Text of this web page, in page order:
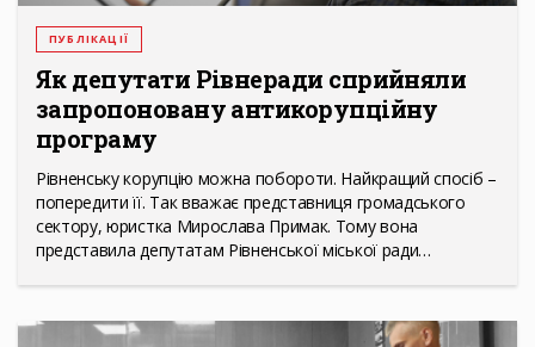
ПУБЛІКАЦІЇ
Як депутати Рівнеради сприйняли
запропоновану антикорупційну
програму
Рівненську корупцію можна побороти. Найкращий спосіб –
попередити її. Так вважає представниця громадського
сектору, юристка Мирослава Примак. Тому вона
представила депутатам Рівненської міської ради…